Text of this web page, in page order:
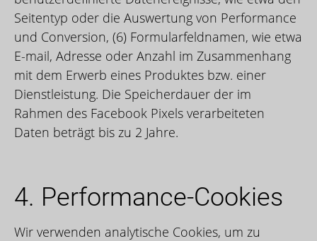
Seitentyp oder die Auswertung von Performance
und Conversion, (6) Formularfeldnamen, wie etwa
E-mail, Adresse oder Anzahl im Zusammenhang
mit dem Erwerb eines Produktes bzw. einer
Dienstleistung. Die Speicherdauer der im
Rahmen des Facebook Pixels verarbeiteten
Daten beträgt bis zu 2 Jahre.
4. Performance-Cookies
Wir verwenden analytische Cookies, um zu